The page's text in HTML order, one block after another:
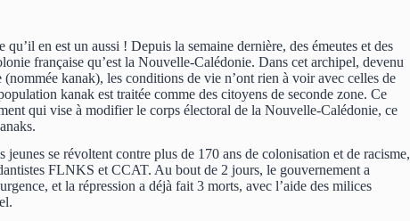
en est un aussi ! Depuis la semaine dernière, des émeutes et des
française qu’est la Nouvelle-Calédonie. Dans cet archipel, devenu
kanak), les conditions de vie n’ont rien à voir avec celles de
kanak est traitée comme des citoyens de seconde zone. Ce
qui vise à modifier le corps électoral de la Nouvelle-Calédonie, ce
se révoltent contre plus de 170 ans de colonisation et de racisme,
FLNKS et CCAT. Au bout de 2 jours, le gouvernement a
et la répression a déjà fait 3 morts, avec l’aide des milices